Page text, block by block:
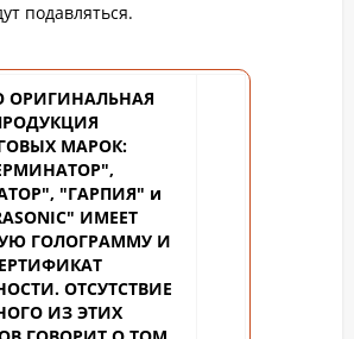
подавляться.
ОРИГИНАЛЬНАЯ
МАРОК:
"ГАРПИЯ" и
ИМЕЕТ
ГОЛОГРАММУ И
ОТСУТСТВИЕ
ИЗ ЭТИХ